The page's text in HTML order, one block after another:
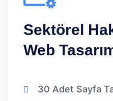
Sektörel
Web
30 Adet Sayfa